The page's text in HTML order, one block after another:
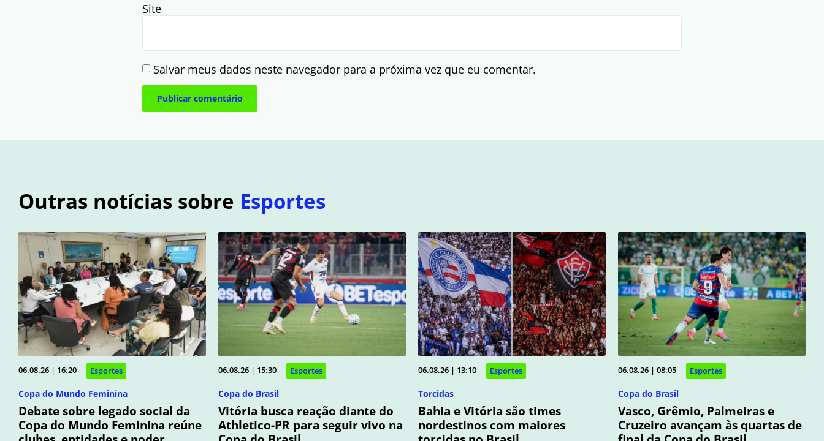
Site
Salvar meus dados neste navegador para a próxima vez que eu comentar.
Outras notícias sobre Esportes
06.08.26 | 16:20 Esportes
Copa do Mundo Feminina
Debate sobre legado social da
Copa do Mundo Feminina reúne
06.08.26 | 15:30 Esportes
Copa do Brasil
Vitória busca reação diante do
Athletico-PR para seguir vivo na
06.08.26 | 13:10 Esportes
Torcidas
Bahia e Vitória são times
nordestinos com maiores
06.08.26 | 08:05 Esportes
Copa do Brasil
Vasco, Grêmio, Palmeiras e
Cruzeiro avançam às quartas de